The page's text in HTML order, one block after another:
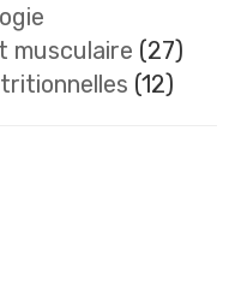
musculaire (27)
(12)